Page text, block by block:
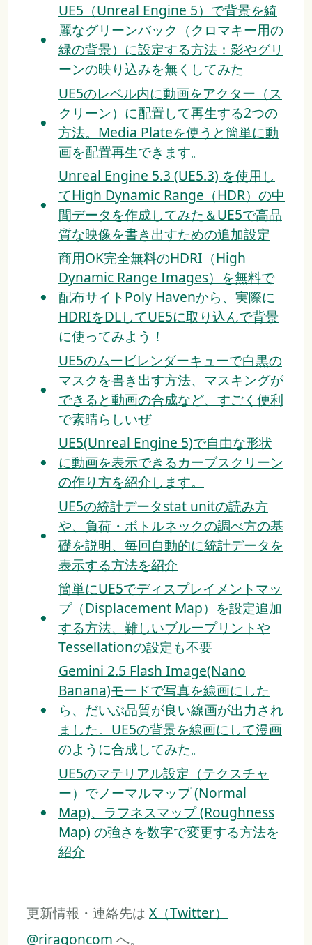
UE5（Unreal Engine 5）で背景を綺
麗なグリーンバック（クロマキー用の
緑の背景）に設定する方法：影やグリ
ーンの映り込みを無くしてみた
UE5のレベル内に動画をアクター（ス
クリーン）に配置して再生する2つの
方法。Media Plateを使うと簡単に動
画を配置再生できます。
Unreal Engine 5.3 (UE5.3) を使用し
てHigh Dynamic Range（HDR）の中
間データを作成してみた＆UE5で高品
質な映像を書き出すための追加設定
商用OK完全無料のHDRI（High
Dynamic Range Images）を無料で
配布サイトPoly Havenから、実際に
HDRIをDLしてUE5に取り込んで背景
に使ってみよう！
UE5のムービレンダーキューで白黒の
マスクを書き出す方法、マスキングが
できると動画の合成など、すごく便利
で素晴らしいぜ
UE5(Unreal Engine 5)で自由な形状
に動画を表示できるカーブスクリーン
の作り方を紹介します。
UE5の統計データstat unitの読み方
や、負荷・ボトルネックの調べ方の基
礎を説明、毎回自動的に統計データを
表示する方法を紹介
簡単にUE5でディスプレイメントマッ
プ（Displacement Map）を設定追加
する方法、難しいブループリントや
Tessellationの設定も不要
Gemini 2.5 Flash Image(Nano
Banana)モードで写真を線画にした
ら、だいぶ品質が良い線画が出力され
ました。UE5の背景を線画にして漫画
のように合成してみた。
UE5のマテリアル設定（テクスチャ
ー）でノーマルマップ (Normal
Map)、ラフネスマップ (Roughness
Map) の強さを数字で変更する方法を
紹介
更新情報・連絡先はX（Twitter）
@riragoncom へ。